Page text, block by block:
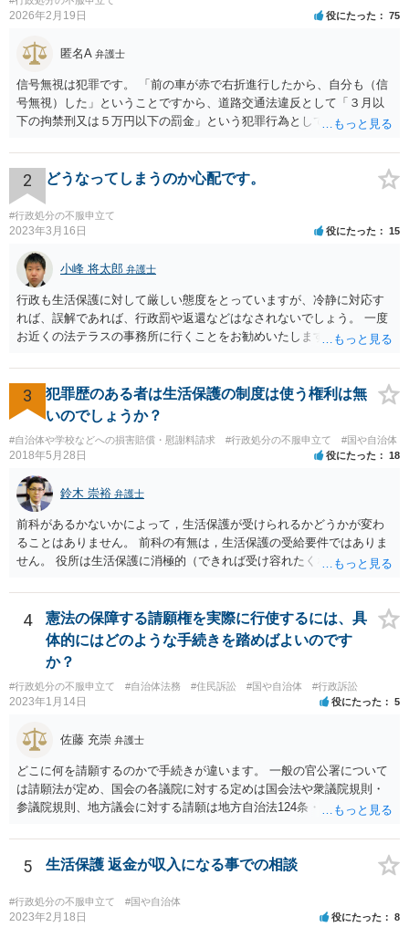
2026年2月19日 役にたった 75
匿名A 弁護士
信号無視は犯罪です。 「前の車が赤で右折進行したから、自分も（信
号無視）した」ということですから、道路交通法違反として「３月以
下の拘禁刑又は５万円以下の罰金」という犯罪行為として処罰される
ようとしまいと現行犯逮捕できるわけです。 そこを、「サインをしな
いと逮捕する」というのは、「現行犯逮捕して刑事処分（罰金でも前
科になる）にできるが、認めてサインすれば反則処理（何千円程度の
反則金があっても前科にならない）ですませてあげる」という意味で
す。 あなたはこの警察官を非難するのではなく、感謝すべきというこ
とです。 警察官の「こんな事を言うのだったら免許証返した方がい
い」との発言ですが、実際「前の車が赤で右折進行したから、自分も
（信号無視）した」というあなたと同じ考えの人が運転をしている公
道は、きちんと交通ルールを守っている人や歩行者らにとってとても
危険なものであり怖いので、そのような人には是非とも運転免許を返
納してほしいと思うのが社会の大勢です。 実際「交通違反を繰り返せ
しろ今回を苦い薬（良い教訓）として反省し、次回から「前の車は赤
で右折進行したけど、自分は右折進行を思いとどまった」と交通ルー
2 どうなってしまうのか心配です。
#行政処分の不服申立て
2023年3月16日 役にたった 15
小峰 将太郎 弁護士
行政も生活保護に対して厳しい態度をとっていますが、冷静に対応す
れば、誤解であれば、行政罰や返還などはなされないでしょう。 一度
お近くの法テラスの事務所に行くことをお勧めいたします。
3
犯罪歴のある者は生活保護の制度は使う権利は無
いのでしょうか？
#自治体や学校などへの損害賠償・慰謝料請求 #行政処分の不服申立て #国や自治体
2018年5月28日 役にたった 18
鈴木 崇裕 弁護士
前科があるかないかによって，生活保護が受けられるかどうかが変わ
ることはありません。 前科の有無は，生活保護の受給要件ではありま
せん。 役所は生活保護に消極的（できれば受け容れたくない）な姿勢
と説明しましょう。
4
憲法の保障する請願権を実際に行使するには、具
体的にはどのような手続きを踏めばよいのです
か？
#行政処分の不服申立て #自治体法務 #住民訴訟 #国や自治体 #行政訴訟
2023年1月14日 役にたった 5
佐藤 充崇 弁護士
どこに何を請願するのかで手続きが違います。 一般の官公署について
は請願法が定め、国会の各議院に対する定めは国会法や衆議院規則・
参議院規則、地方議会に対する請願は地方自治法124条・125条が定め
スムースかと思います。
5 生活保護 返金が収入になる事での相談
#行政処分の不服申立て #国や自治体
2023年2月18日 役にたった 8